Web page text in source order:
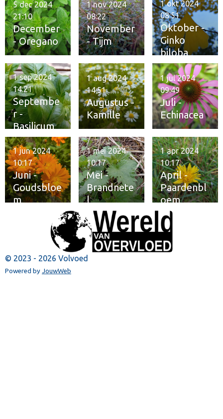
December
- Oregano
5 dec 2024
21:10
November
- Tijm
1 nov 2024
08:22
Oktober -
Ginko
biloba
1 okt 2024
08:51
Septembe
r -
Basilicum
1 sep 2024
14:21
Augustus -
Kamille
1 aug 2024
14:51
Juli -
Echinacea
1 jul 2024
09:49
Juni -
Goudsbloe
m
1 jun 2024
10:17
Mei -
Brandnete
l
1 mei 2024
10:17
April -
Paardenbl
oem
1 apr 2024
10:17
© 2023 - 2026 Volvoed
Powered by JouwWeb